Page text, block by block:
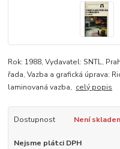
Rok: 1988, Vydavatel: SNTL,
řada, Vazba a grafická úprava:
laminovaná vazba, celý popis
Dostupnost Není
Nejsme plátci DPH